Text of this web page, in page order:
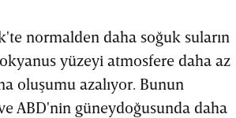
normalden daha soğuk suların
yüzeyi atmosfere daha az
oluşumu azalıyor. Bunun
ABD'nin güneydoğusunda daha